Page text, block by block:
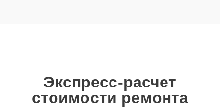
Экспресс-расчет
стоимости ремонта